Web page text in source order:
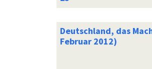
Deutschland, das
Februar 2012)